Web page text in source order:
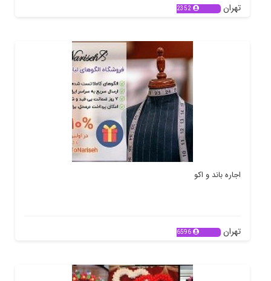
تهران 2352
اجاره باند و اکو
تهران 6596